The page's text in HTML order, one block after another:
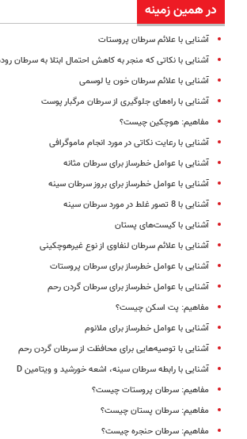
در همین زمینه
آشنایی با علائم سرطان پروستات
آشنایی با نکاتی که منجر به کاهش احتمال ابتلا به سرطان
آشنایی با علائم سرطان خون یا لوسمی
آشنایی با راه‌های جلوگیری از سرطان مرگبار پوست
مفاهیم: هوچکین چیست؟
آشنایی با رعایت نکاتی در مورد انجام ماموگرافی
آشنایی با عوامل خطرساز برای سرطان مثانه
آشنایی با عوامل خطرساز برای بروز سرطان سینه
آشنایی با 8 تصور غلط در مورد سرطان سینه
آشنایی با کیست‌های پستان
آشنایی با علائم سرطان لنفاوی از نوع غیرهوچکینی
آشنایی با عوامل خطرساز برای سرطان پروستات
آشنایی با عوامل خطرساز برای سرطان گردن رحم
مفاهیم: پت اسکن چیست؟
آشنایی با عوامل خطرساز برای ملانوم
آشنایی با توصیه‌هایی برای محافظت از سرطان گردن رحم
آشنایی با رابطه سرطان سینه، اشعه خورشید و ویتامین D
مفاهیم: سرطان پروستات چیست؟
مفاهیم: سرطان پستان چیست؟
مفاهیم: سرطان حنجره چیست؟